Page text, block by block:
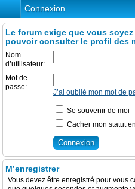
Connexion
Le forum exige que vous
pouvoir consulter le profil des
Nom
d’utilisateur:
Mot de
passe:
J’ai oublié mon mot de
Se souvenir de moi
Cacher mon statut
M’enregistrer
Vous devez être enregistré pour vous